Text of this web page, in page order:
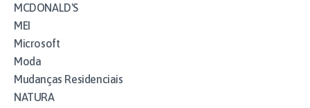
MCDONALD'S
MEI
Microsoft
Moda
Mudanças Residenciais
NATURA